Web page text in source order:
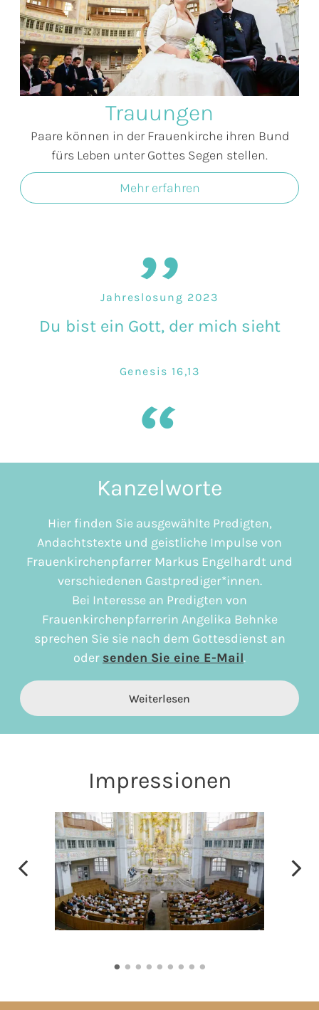
Trauungen
Paare können in der Frauenkirche ihren Bund
fürs Leben unter Gottes Segen stellen.
Mehr erfahren
Jahreslosung 2023
Du bist ein Gott, der mich sieht
Genesis 16,13
Kanzelworte
Hier finden Sie ausgewählte Predigten,
Andachtstexte und geistliche Impulse von
Frauenkirchenpfarrer Markus Engelhardt und
verschiedenen Gastprediger*innen.
Bei Interesse an Predigten von
Frauenkirchenpfarrerin Angelika Behnke
sprechen Sie sie nach dem Gottesdienst an
oder senden Sie eine E-Mail.
Weiterlesen
Impressionen
• • • • • • • • •